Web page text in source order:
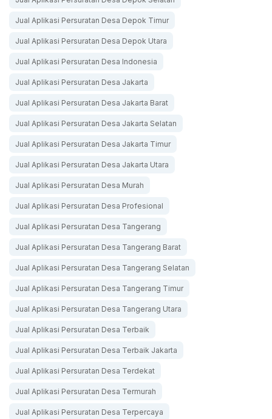
Jual Aplikasi Persuratan Desa Depok Timur
Jual Aplikasi Persuratan Desa Depok Utara
Jual Aplikasi Persuratan Desa Indonesia
Jual Aplikasi Persuratan Desa Jakarta
Jual Aplikasi Persuratan Desa Jakarta Barat
Jual Aplikasi Persuratan Desa Jakarta Selatan
Jual Aplikasi Persuratan Desa Jakarta Timur
Jual Aplikasi Persuratan Desa Jakarta Utara
Jual Aplikasi Persuratan Desa Murah
Jual Aplikasi Persuratan Desa Profesional
Jual Aplikasi Persuratan Desa Tangerang
Jual Aplikasi Persuratan Desa Tangerang Barat
Jual Aplikasi Persuratan Desa Tangerang Selatan
Jual Aplikasi Persuratan Desa Tangerang Timur
Jual Aplikasi Persuratan Desa Tangerang Utara
Jual Aplikasi Persuratan Desa Terbaik
Jual Aplikasi Persuratan Desa Terbaik Jakarta
Jual Aplikasi Persuratan Desa Terdekat
Jual Aplikasi Persuratan Desa Termurah
Jual Aplikasi Persuratan Desa Terpercaya